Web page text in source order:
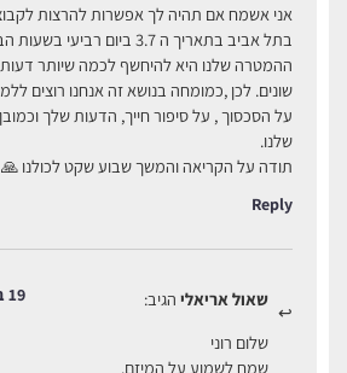
אני אשמח אם תהיה לך אפשרות להרצות
בתל אביב בתאריך ה 3.7 ביום רביעי בשעות הבוקר / צוהריים .
ההמטרה שלנו היא להיחשף לכמה שיותר דעות
שונים. לכן ,כמומחה בנושא זה אנחנו רוצים
על הסכסוך , על סיפור חייך, הדעות שלך
שלנו.
תודה על הקריאה והמשך שבוע שקט לכולנו 🙏
Reply
שאול אריאלי הגיב: 19 ביוני 2024 בשעה 9:09
שלום רוני
שמח לשמוע על המיזם.